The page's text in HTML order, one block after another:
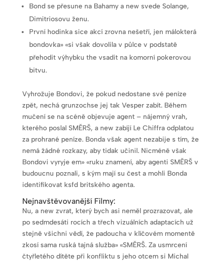
Bond se přesune na Bahamy a new svede Solange,
Dimitriosovu ženu.
První hodinka sice akcí zrovna nešetří, jen málokterá
bondovka» «si však dovolila v půlce v podstatě
přehodit výhybku the vsadit na komorní pokerovou
bitvu.
Vyhrožuje Bondovi, že pokud nedostane své peníze
zpět, nechá grunzochse jej tak Vesper zabít. Během
mučení se na scéně objevuje agent – nájemný vrah,
kterého poslal SMĚRŠ, a new zabíjí Le Chiffra odplatou
za prohrané peníze. Bonda však agent nezabije s tím, že
nemá žádné rozkazy, aby tidak učinil. Nicméně však
Bondovi vyryje em» «ruku znamení, aby agenti SMĚRŠ v
budoucnu poznali, s kým mají su čest a mohli Bonda
identifikovat ksfd britského agenta.
Nejnavštěvovanější Filmy:
Nu, a new zvrat, který bych asi neměl prozrazovat, ale
po sedmdesáti rocích a třech vizuálních adaptacích už
stejně všichni vědí, že padoucha v klíčovém momentě
zkosí sama ruská tajná služba» «SMĚRŠ. Za usmrcení
čtyřletého dítěte při konfliktu s jeho otcem si Michal